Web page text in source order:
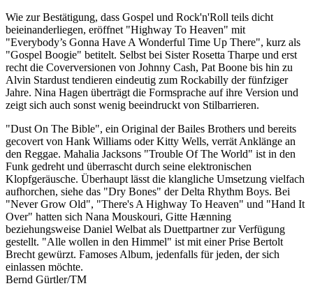
Wie zur Bestätigung, dass Gospel und Rock'n'Roll teils dicht
beieinanderliegen, eröffnet "Highway To Heaven" mit
"Everybody’s Gonna Have A Wonderful Time Up There", kurz als
"Gospel Boogie" betitelt. Selbst bei Sister Rosetta Tharpe und erst
recht die Coverversionen von Johnny Cash, Pat Boone bis hin zu
Alvin Stardust tendieren eindeutig zum Rockabilly der fünfziger
Jahre. Nina Hagen überträgt die Formsprache auf ihre Version und
zeigt sich auch sonst wenig beeindruckt von Stilbarrieren.
"Dust On The Bible", ein Original der Bailes Brothers und bereits
gecovert von Hank Williams oder Kitty Wells, verrät Anklänge an
den Reggae. Mahalia Jacksons "Trouble Of The World" ist in den
Funk gedreht und überrascht durch seine elektronischen
Klopfgeräusche. Überhaupt lässt die klangliche Umsetzung vielfach
aufhorchen, siehe das "Dry Bones" der Delta Rhythm Boys. Bei
"Never Grow Old", "There's A Highway To Heaven" und "Hand It
Over" hatten sich Nana Mouskouri, Gitte Hænning
beziehungsweise Daniel Welbat als Duettpartner zur Verfügung
gestellt. "Alle wollen in den Himmel" ist mit einer Prise Bertolt
Brecht gewürzt. Famoses Album, jedenfalls für jeden, der sich
einlassen möchte.
Bernd Gürtler/TM